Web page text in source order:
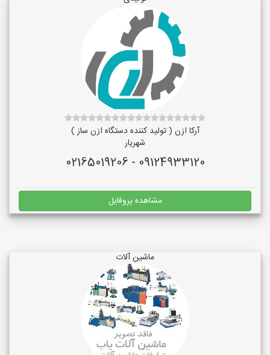
آرکا ازن ( تولید کننده دستگاه ازن ساز )
شهریار
09124933120 - 02165019206
مشاهده پروفایل
ماشین آلات